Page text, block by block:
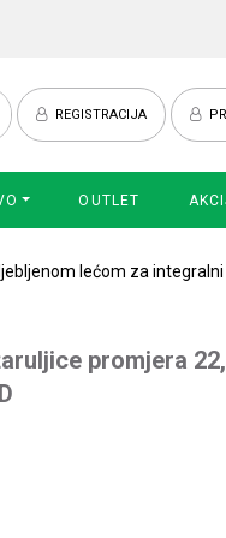
REGISTRACIJA
OUTLET
lećom za integralni
promjera